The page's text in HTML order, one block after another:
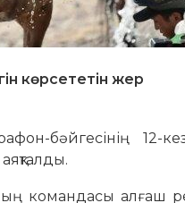
көрсететін жер
бәйгесінің 12-
командасы алғаш